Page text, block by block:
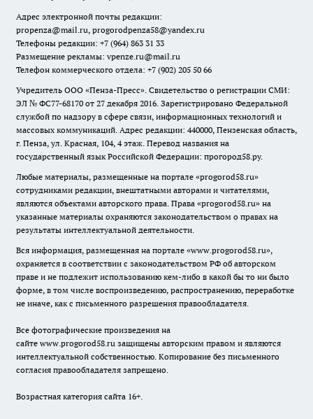
Адрес электронной почты редакции:
propenza@mail.ru, progorodpenza58@yandex.ru
Телефоны редакции: +7 (964) 863 31 33
Размещение рекламы: vpenze.ru@mail.ru
Телефон коммерческого отдела: +7 (902) 205 50 66
Учредитель ООО «Пенза-Пресс». Свидетельство о регистрации СМИ:
ЭЛ № ФС77-68170 от 27 декабря 2016. Зарегистрировано Федеральной
службой по надзору в сфере связи, информационных технологий и
массовых коммуникаций. Адрес редакции: 440000, Пензенская область,
г. Пенза, ул. Красная, 104, 4 этаж. Перевод названия на
государственный язык Российской Федерации: прогород58.ру.
Любые материалы, размещенные на портале «progorod58.ru»
сотрудниками редакции, внештатными авторами и читателями,
являются объектами авторского права. Права «progorod58.ru» на
указанные материалы охраняются законодательством о правах на
результаты интеллектуальной деятельности.
Вся информация, размещенная на портале «www.progorod58.ru»,
охраняется в соответствии с законодательством РФ об авторском
праве и не подлежит использованию кем-либо в какой бы то ни было
форме, в том числе воспроизведению, распространению, переработке
не иначе, как с письменного разрешения правообладателя.
Все фотографические произведения на
сайте www.progorod58.ru защищены авторским правом и являются
интеллектуальной собственностью. Копирование без письменного
согласия правообладателя запрещено.
Возрастная категория сайта 16+.